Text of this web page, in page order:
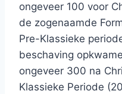
ongeveer 100 voor
de zogenaamde
Pre-Klassieke
beschaving
ongeveer 300 na
Klassieke Periode